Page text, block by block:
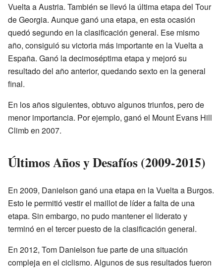
Vuelta a Austria. También se llevó la última etapa del Tour
de Georgia. Aunque ganó una etapa, en esta ocasión
quedó segundo en la clasificación general. Ese mismo
año, consiguió su victoria más importante en la Vuelta a
España. Ganó la decimoséptima etapa y mejoró su
resultado del año anterior, quedando sexto en la general
final.
En los años siguientes, obtuvo algunos triunfos, pero de
menor importancia. Por ejemplo, ganó el Mount Evans Hill
Climb en 2007.
Últimos Años y Desafíos (2009-2015)
En 2009, Danielson ganó una etapa en la Vuelta a Burgos.
Esto le permitió vestir el maillot de líder a falta de una
etapa. Sin embargo, no pudo mantener el liderato y
terminó en el tercer puesto de la clasificación general.
En 2012, Tom Danielson fue parte de una situación
compleja en el ciclismo. Algunos de sus resultados fueron